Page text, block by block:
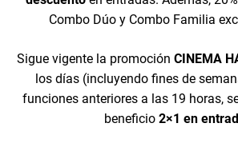
Combo Dúo y Combo Familia
Sigue vigente la promoción CINEMA
los días (incluyendo fines de
funciones anteriores a las 19 horas,
beneficio2×1 en